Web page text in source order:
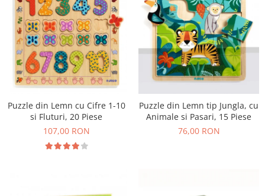
Puzzle din Lemn cu Cifre 1-10
si Fluturi, 20 Piese
107,00 RON
Puzzle din Lemn tip Jungla, cu
Animale si Pasari, 15 Piese
76,00 RON